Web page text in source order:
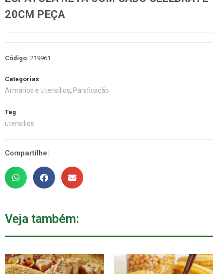
20CM PEÇA
Código: 219961
Categorias
Armários e Utensílios, Panificação
Tag
utensilios
Compartilhe:
Veja também: